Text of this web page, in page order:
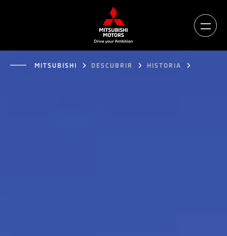
MITSUBISHI DESCUBRIR HISTORIA